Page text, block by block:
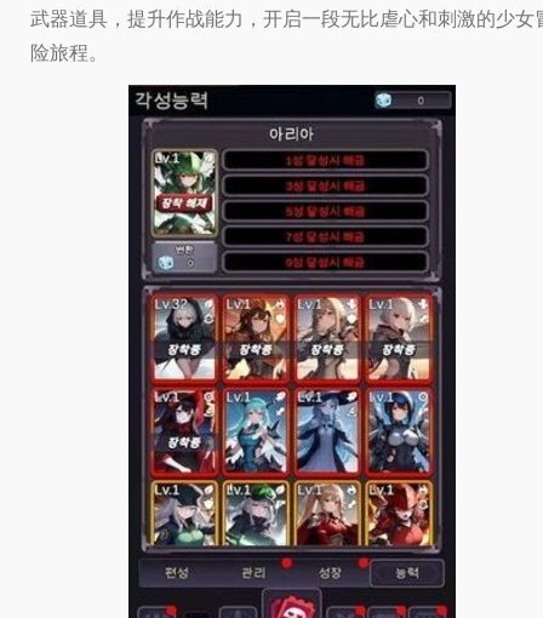
武器道具，提升作战能力，开启一段无比虐心和刺激的少女
险旅程。